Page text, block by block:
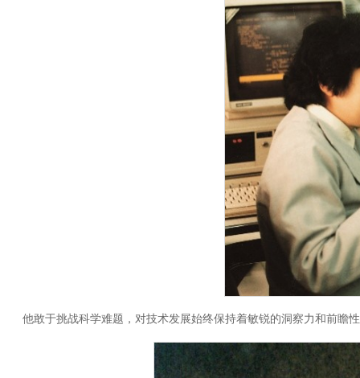
他敢于挑战科学难题，对技术发展始终保持着敏锐的洞察力和前瞻